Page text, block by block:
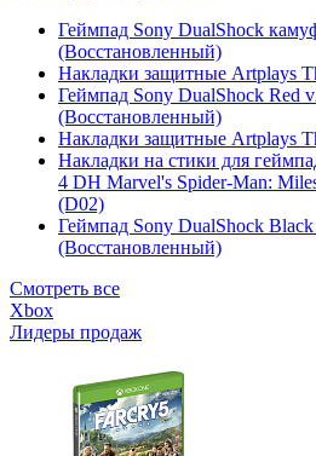
Геймпад Sony DualShock
(Восстановленный)
Накладки защитные Artplays
Геймпад Sony DualShock Red
(Восстановленный)
Накладки защитные Artplays
Накладки на стики для
4 DH Marvel's Spider-Man:
(D02)
Геймпад Sony DualShock
(Восстановленный)
Смотреть все
Xbox
Лидеры продаж